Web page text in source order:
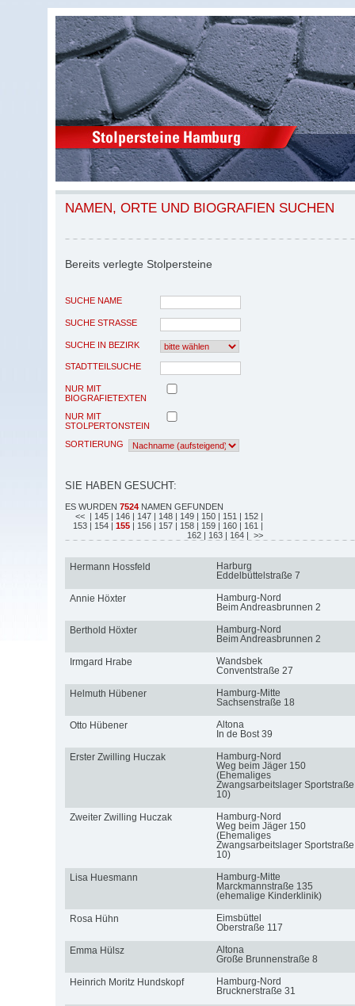
NAMEN, ORTE UND BIOGRAFIEN SUCHEN
Bereits verlegte Stolpersteine
SUCHE NAME
SUCHE STRASSE
SUCHE IN BEZIRK
STADTTEILSUCHE
NUR MIT
BIOGRAFIETEXTEN
NUR MIT
STOLPERTONSTEIN
SORTIERUNG
SIE HABEN GESUCHT:
ES WURDEN 7524 NAMEN GEFUNDEN
<< | 145 | 146 | 147 | 148 | 149 | 150 | 151 | 152 |
153 | 154 | 155 | 156 | 157 | 158 | 159 | 160 | 161 |
162 | 163 | 164 | >>
Hermann Hossfeld
Harburg
Eddelbüttelstraße 7
Annie Höxter
Hamburg-Nord
Beim Andreasbrunnen 2
Berthold Höxter
Hamburg-Nord
Beim Andreasbrunnen 2
Irmgard Hrabe
Wandsbek
Conventstraße 27
Helmuth Hübener
Hamburg-Mitte
Sachsenstraße 18
Otto Hübener
Altona
In de Bost 39
Erster Zwilling Huczak
Hamburg-Nord
Weg beim Jäger 150
(Ehemaliges
Zwangsarbeitslager Sportstraße
10)
Zweiter Zwilling Huczak
Hamburg-Nord
Weg beim Jäger 150
(Ehemaliges
Zwangsarbeitslager Sportstraße
10)
Lisa Huesmann
Hamburg-Mitte
Marckmannstraße 135
(ehemalige Kinderklinik)
Rosa Hühn
Eimsbüttel
Oberstraße 117
Emma Hülsz
Altona
Große Brunnenstraße 8
Heinrich Moritz Hundskopf
Hamburg-Nord
Brucknerstraße 31